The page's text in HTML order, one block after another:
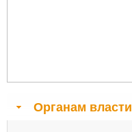
Органам власти